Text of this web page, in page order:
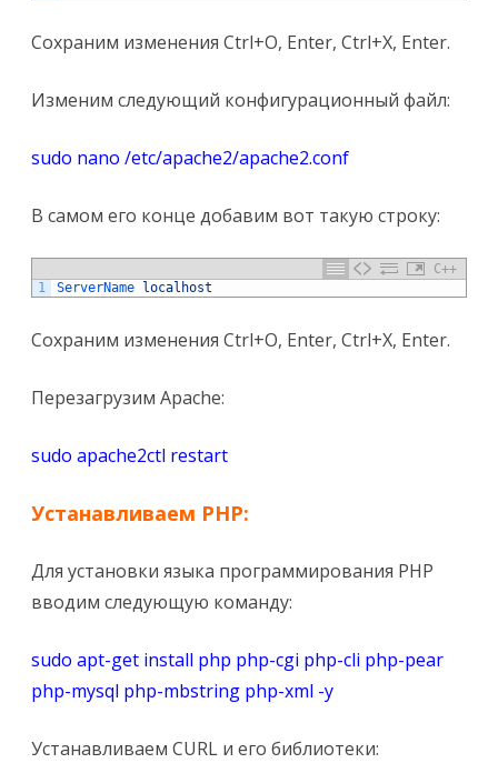
Сохраним изменения Ctrl+O, Enter, Ctrl+X, Enter.
Изменим следующий конфигурационный файл:
sudo nano /etc/apache2/apache2.conf
В самом его конце добавим вот такую строку:
C++
1
ServerName localhost
Сохраним изменения Ctrl+O, Enter, Ctrl+X, Enter.
Перезагрузим Apache:
sudo apache2ctl restart
Устанавливаем PHP:
Для установки языка программирования PHP
вводим следующую команду:
sudo apt-get install php php-cgi php-cli php-pear
php-mysql php-mbstring php-xml -y
Устанавливаем CURL и его библиотеки: